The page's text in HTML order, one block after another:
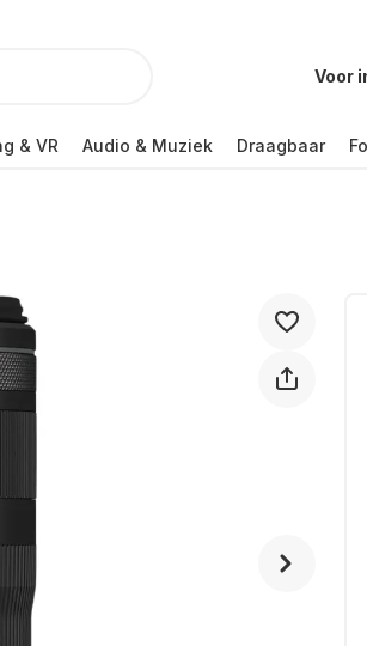
Voor
& VR Audio & Muziek Draagbaar